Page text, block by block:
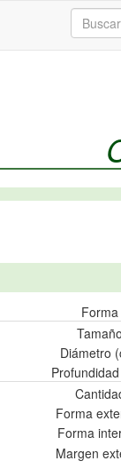
Forma
Tamaño
Diámetro
Forma
Forma
Margen